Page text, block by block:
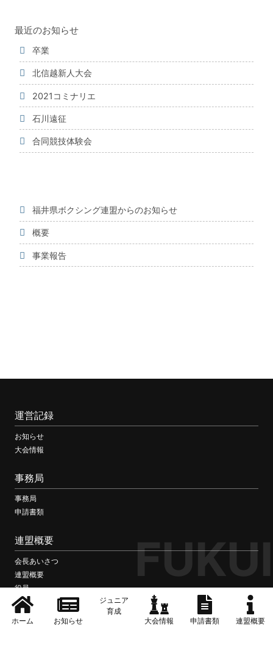
ホーム お知らせ
ジュニア
育成
大会情報
申請書類 連盟概要
最近のお知らせ
卒業
北信越新人大会
2021コミナリエ
石川遠征
合同競技体験会
福井県ボクシング連盟からのお知らせ
概要
事業報告
FUKUI
運営記録
お知らせ
大会情報
事務局
事務局
申請書類
連盟概要
会長あいさつ
連盟概要
役員
事業計画
事業報告